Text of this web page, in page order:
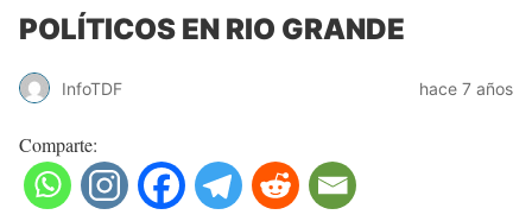
POLÍTICOS EN RIO GRANDE
InfoTDF hace 7 años
Comparte: